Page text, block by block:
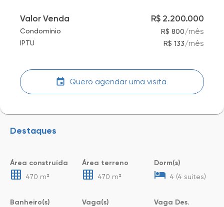
Valor Venda R$ 2.200.000
Condomínio R$ 800/mês
IPTU R$ 133/mês
Quero agendar uma visita
Destaques
Área construída
470 m²
Área terreno
470 m²
Dorm(s)
4 (4 suítes)
Banheiro(s) Vaga(s) Vaga Des.